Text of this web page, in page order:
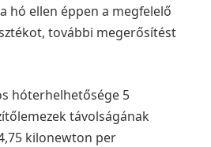
hó ellen éppen a megfelelő
további megerősítést
hóterhelhetősége 5
távolságának
kilonewton per